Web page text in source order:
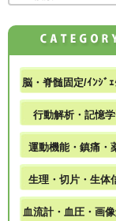
脳・脊髄固定/ｲﾝｼﾞ
行動解析・記憶
運動機能・鎮痛・
生理・切片・生体
血流計・血圧・画